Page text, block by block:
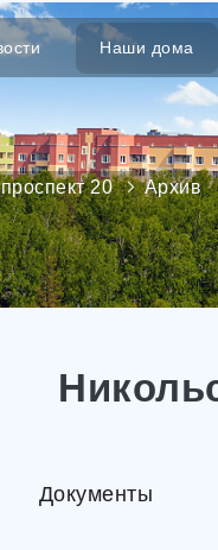
Наши дома
20 Архив
Документы